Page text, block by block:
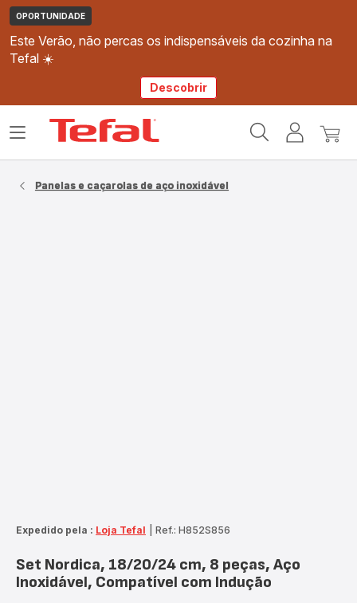
OPORTUNIDADE
Este Verão, não percas os indispensáveis da cozinha na
Tefal ☀️
Descobrir
Tefal
O
Abrir
Panelas e caçarolas de aço inoxidável
Expedido pela : Loja Tefal Ref.: H852S856
Set Nordica, 18/20/24 cm, 8 peças, Aço
Inoxidável, Compatível com Indução